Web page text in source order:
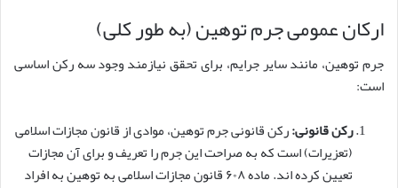
ارکان عمومی جرم توهین (به طور کلی)
جرم توهین، مانند سایر جرایم، برای تحقق نیازمند وجود سه رکن اساسی
است:
رکن قانونی:رکن قانونی جرم توهین، موادی از قانون مجازات اسلامی
(تعزیرات) است که به صراحت این جرم را تعریف و برای آن مجازات
تعیین کرده اند. ماده ۶۰۸ قانون مجازات اسلامی به توهین به افراد